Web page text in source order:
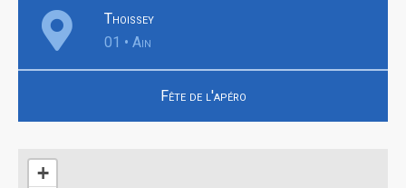
Thoissey
01 • Ain
Fête de l'apéro
+